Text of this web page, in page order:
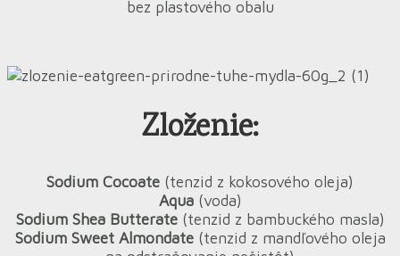
bez plastového obalu
Zloženie:
Sodium Cocoate (tenzid z kokosového oleja)
Aqua (voda)
Sodium Shea Butterate(tenzid z bambuckého masla)
Sodium Sweet Almondate(tenzid z mandľového oleja